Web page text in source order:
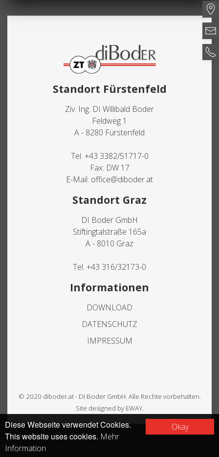
Okay
Diese Webseite verwendet Cookies.
This website uses cookies. Mehr
Information
Standort Fürstenfeld
Ziv. Ing. DI Willibald Boder
Feldweg 1
A - 8280 Fürstenfeld
Tel. +43 3382/51717-0
Fax: DW 17
E-Mail: office@diboder.at
Standort Graz
DI Boder GmbH
Stiftingtalstraße 165a
A - 8010 Graz
Tel. +43 316/32173-0
Informationen
DOWNLOAD
DATENSCHUTZ
IMPRESSUM
© 2020 diboder.at - DI Boder GmbH. Alle Rechte vorbehalten.
Site designed by EWAY.